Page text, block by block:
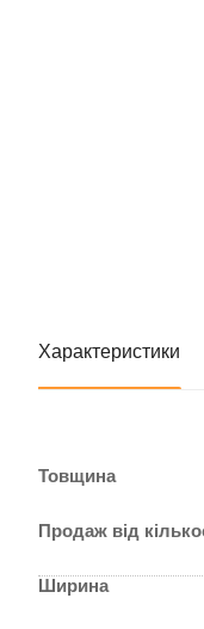
Характеристики
Товщина
Продаж від
Ширина